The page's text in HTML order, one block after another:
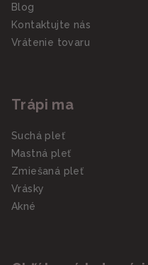
Blog
Kontaktujte nás
Vrátenie tovaru
Trápi ma
Suchá pleť
Mastná pleť
Zmiešaná pleť
Vrásky
Akné